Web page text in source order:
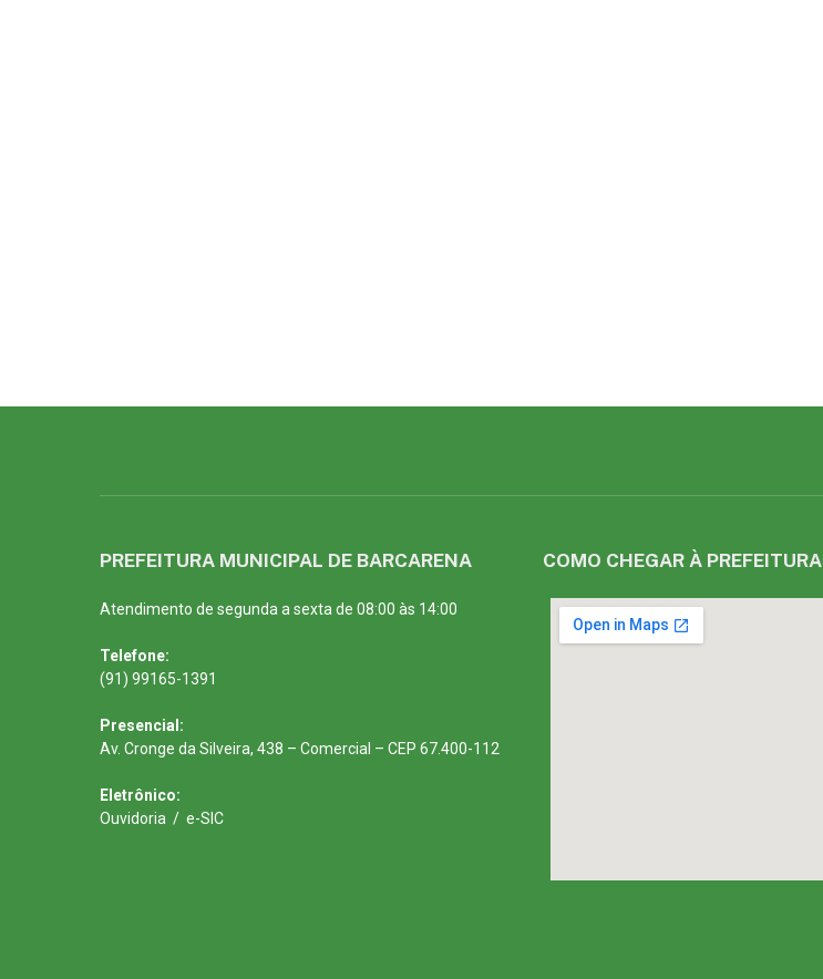
PREFEITURA MUNICIPAL DE BARCARENA
Atendimento de segunda a sexta de 08:00 às 14:00
Telefone:
(91) 99165-1391
Presencial:
Av. Cronge da Silveira, 438 – Comercial – CEP 67.400-112
Eletrônico:
Ouvidoria / e-SIC
COMO CHEGAR À PREFEITURA